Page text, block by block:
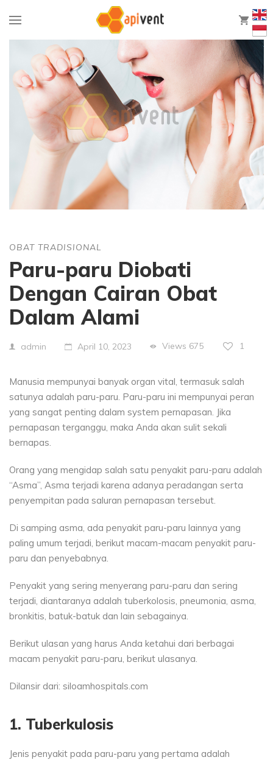
0
OBAT TRADISIONAL
Paru-paru Diobati
Dengan Cairan Obat
Dalam Alami
admin April 10, 2023 Views 675 1
Manusia mempunyai banyak organ vital, termasuk salah
satunya adalah paru-paru. Paru-paru ini mempunyai peran
yang sangat penting dalam system pernapasan. Jika
pernapasan terganggu, maka Anda akan sulit sekali
bernapas.
Orang yang mengidap salah satu penyakit paru-paru adalah
“Asma”, Asma terjadi karena adanya peradangan serta
penyempitan pada saluran pernapasan tersebut.
Di samping asma, ada penyakit paru-paru lainnya yang
paling umum terjadi, berikut macam-macam penyakit paru-
paru dan penyebabnya.
Penyakit yang sering menyerang paru-paru dan sering
terjadi, diantaranya adalah tuberkolosis, pneumonia, asma,
bronkitis, batuk-batuk dan lain sebagainya.
Berikut ulasan yang harus Anda ketahui dari berbagai
macam penyakit paru-paru, berikut ulasanya.
Dilansir dari: siloamhospitals.com
1. Tuberkulosis
Jenis penyakit pada paru-paru yang pertama adalah